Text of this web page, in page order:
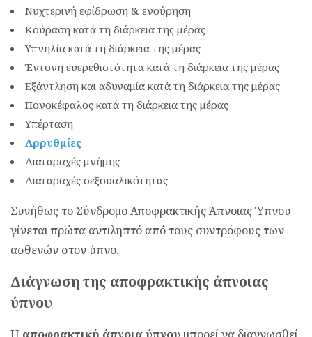
Νυχτερινή εφίδρωση & ενούρηση
Κούραση κατά τη διάρκεια της μέρας
Υπνηλία κατά τη διάρκεια της μέρας
Έντονη ευερεθιστότητα κατά τη διάρκεια της μέρας
Εξάντληση και αδυναμία κατά τη διάρκεια της μέρας
Πονοκέφαλος κατά τη διάρκεια της μέρας
Υπέρταση
Αρρυθμίες
Διαταραχές μνήμης
Διαταραχές σεξουαλικότητας
Συνήθως το Σύνδρομο Αποφρακτικής Άπνοιας Ύπνου
γίνεται πρώτα αντιληπτό από τους συντρόφους των
ασθενών στον ύπνο.
Διάγνωση της αποφρακτικής άπνοιας
ύπνου